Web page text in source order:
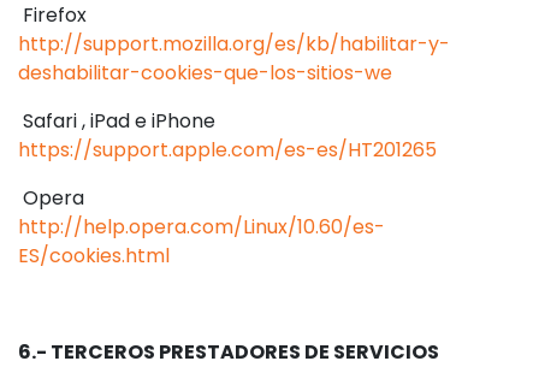
Firefox
http://support.mozilla.org/es/kb/habilitar-y-
deshabilitar-cookies-que-los-sitios-we
Safari , iPad e iPhone
https://support.apple.com/es-es/HT201265
Opera
http://help.opera.com/Linux/10.60/es-
ES/cookies.html
6.- TERCEROS PRESTADORES DE SERVICIOS